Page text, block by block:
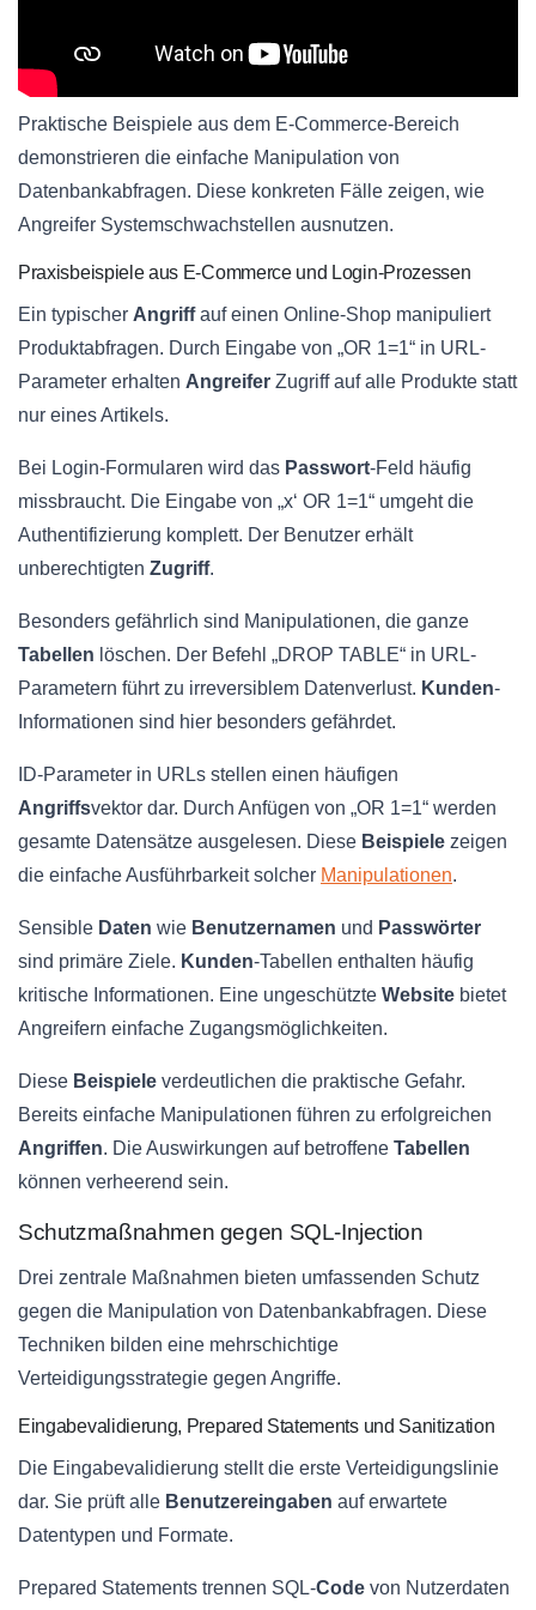
Praktische Beispiele aus dem E-Commerce-Bereich
demonstrieren die einfache Manipulation von
Datenbankabfragen. Diese konkreten Fälle zeigen, wie
Angreifer Systemschwachstellen ausnutzen.
Praxisbeispiele aus E-Commerce und Login-Prozessen
Ein typischer Angriffauf einen Online-Shop manipuliert
Produktabfragen. Durch Eingabe von „OR 1=1“ in URL-
Parameter erhalten Angreifer Zugriff auf alle Produkte statt
nur eines Artikels.
Bei Login-Formularen wird das Passwort-Feld häufig
missbraucht. Die Eingabe von „x‘ OR 1=1“ umgeht die
Authentifizierung komplett. Der Benutzer erhält
unberechtigten Zugriff.
Besonders gefährlich sind Manipulationen, die ganze
Tabellen löschen. Der Befehl „DROP TABLE“ in URL-
Parametern führt zu irreversiblem Datenverlust. Kunden-
Informationen sind hier besonders gefährdet.
ID-Parameter in URLs stellen einen häufigen
Angriffsvektor dar. Durch Anfügen von „OR 1=1“ werden
gesamte Datensätze ausgelesen. Diese Beispiele zeigen
die einfache Ausführbarkeit solcher Manipulationen.
Sensible Daten wie Benutzernamen und Passwörter
sind primäre Ziele. Kunden-Tabellen enthalten häufig
kritische Informationen. Eine ungeschützte Website bietet
Angreifern einfache Zugangsmöglichkeiten.
Diese Beispiele verdeutlichen die praktische Gefahr.
Bereits einfache Manipulationen führen zu erfolgreichen
Angriffen. Die Auswirkungen auf betroffene Tabellen
können verheerend sein.
Schutzmaßnahmen gegen SQL-Injection
Drei zentrale Maßnahmen bieten umfassenden Schutz
gegen die Manipulation von Datenbankabfragen. Diese
Techniken bilden eine mehrschichtige
Verteidigungsstrategie gegen Angriffe.
Eingabevalidierung, Prepared Statements und Sanitization
Die Eingabevalidierung stellt die erste Verteidigungslinie
dar. Sie prüft alle Benutzereingaben auf erwartete
Datentypen und Formate.
Prepared Statements trennen SQL-Code von Nutzerdaten